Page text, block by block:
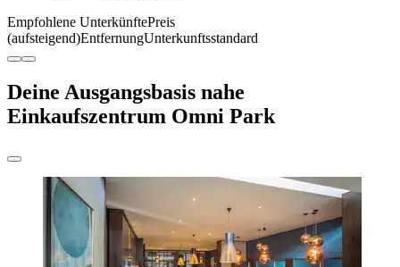
Empfohlene UnterkünftePreis
(aufsteigend)EntfernungUnterkunftsstandard
Deine Ausgangsbasis nahe
Einkaufszentrum Omni Park